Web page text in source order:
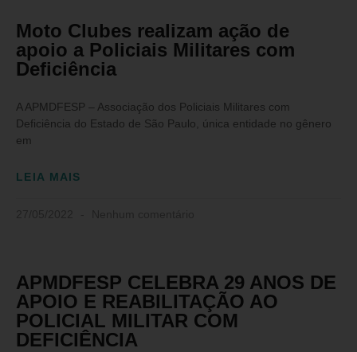
Moto Clubes realizam ação de
apoio a Policiais Militares com
Deficiência
A APMDFESP – Associação dos Policiais Militares com
Deficiência do Estado de São Paulo, única entidade no gênero
em
LEIA MAIS
APMDFESP CELEBRA 29 ANOS DE
APOIO E REABILITAÇÃO AO
POLICIAL MILITAR COM
DEFICIÊNCIA